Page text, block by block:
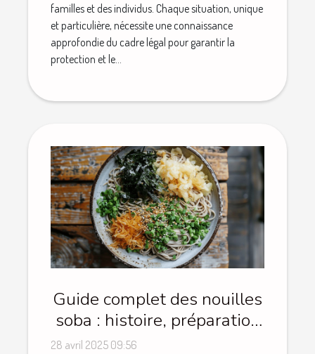
familles et des individus. Chaque situation, unique
et particulière, nécessite une connaissance
approfondie du cadre légal pour garantir la
protection et le...
Guide complet des nouilles
soba : histoire, préparation
et recettes
28 avril 2025 09:56